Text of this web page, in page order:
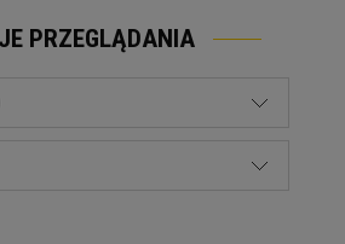
PRZEGLĄDANIA